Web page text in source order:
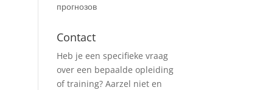
прогнозов
Contact
Heb je een specifieke vraag
over een bepaalde opleiding
of training? Aarzel niet en